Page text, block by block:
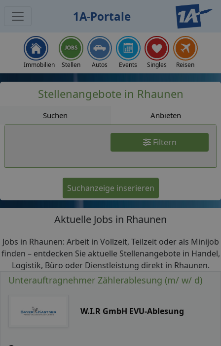
1A-Portale
Immobilien Stellen Autos Events Singles Reisen
Stellenangebote in Rhaunen
Suchen Anbieten
Filtern
Suchanzeige inserieren
Aktuelle Jobs in Rhaunen
Jobs in Rhaunen: Arbeit in Vollzeit, Teilzeit oder als Minijob
finden – entdecken Sie aktuelle Stellenangebote in Handel,
Logistik, Büro oder Dienstleistung direkt in Rhaunen.
Unterauftragnehmer Zählerablesung (m/ w/ d)
W.I.R GmbH EVU-Ablesung